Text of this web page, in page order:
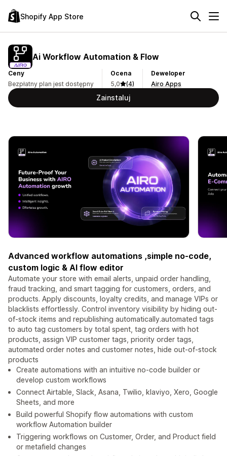
Shopify App Store
Ai Workflow Automation & Flow
Ceny
Bezpłatny plan jest dostępny
Ocena
5,0
(4)
Deweloper
Airo Apps
Zainstaluj
Advanced workflow automations ,simple no-code,
custom logic & AI flow editor
Automate your store with email alerts, unpaid order handling,
fraud tracking, and smart tagging for customers, orders, and
products. Apply discounts, loyalty credits, and manage VIPs or
blacklists effortlessly. Control inventory visibility by hiding out-
of-stock items and republishing automatically.automated tags
to auto tag customers by total spent, tag orders with hot
products, assign VIP customer tags, priority order tags,
automated order notes and customer notes, hide out-of-stock
products
Create automations with an intuitive no-code builder or
develop custom workflows
Connect Airtable, Slack, Asana, Twilio, klaviyo, Xero, Google
Sheets, and more
Build powerful Shopify flow automations with custom
workflow Automation builder
Triggering workflows on Customer, Order, and Product field
or metafield changes